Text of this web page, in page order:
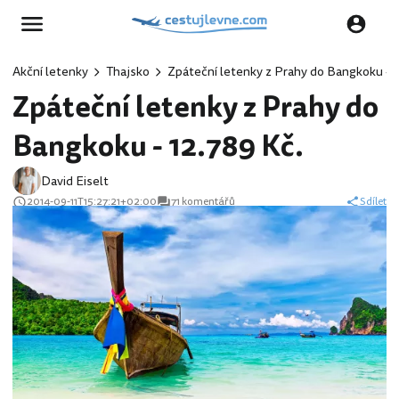
Akční letenky Thajsko Zpáteční letenky z Prahy do Bangkoku -
Zpáteční letenky z Prahy do
Bangkoku - 12.789 Kč.
David Eiselt
2014-09-11T15:27:21+02:00 71 komentářů Sdílet